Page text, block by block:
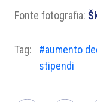
Fonte fotografia:
Tag:
#aumento
stipendi